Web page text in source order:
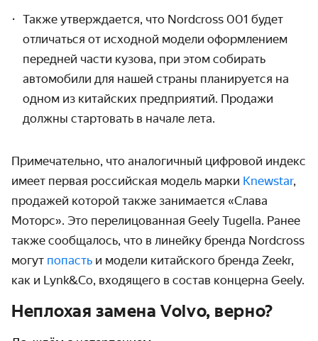
Также утверждается, что Nordcross 001 будет
отличаться от исходной модели оформлением
передней части кузова, при этом собирать
автомобили для нашей страны планируется на
одном из китайских предприятий. Продажи
должны стартовать в начале лета.
Примечательно, что аналогичный цифровой индекс
имеет первая российская модель марки Knewstar,
продажей которой также занимается «Слава
Моторс». Это перелицованная Geely Tugella. Ранее
также сообщалось, что в линейку бренда Nordcross
могут попасть и модели китайского бренда Zeekr,
как и Lynk&Co, входящего в состав концерна Geely.
Неплохая замена Volvo, верно?